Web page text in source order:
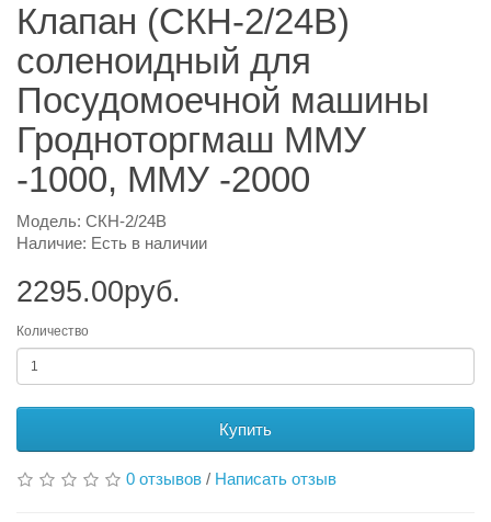
Клапан (СКН-2/24В)
соленоидный для
Посудомоечной машины
Гродноторгмаш ММУ
-1000, ММУ -2000
Модель: СКН-2/24В
Наличие: Есть в наличии
2295.00руб.
Количество
Купить
0 отзывов / Написать отзыв